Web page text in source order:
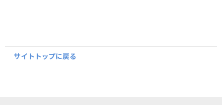
サイトトップに戻る